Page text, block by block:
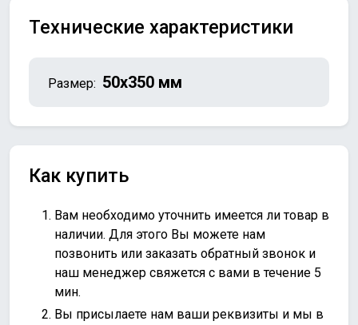
Технические характеристики
Размер: 50х350 мм
Как купить
Вам необходимо уточнить имеется ли товар в
наличии. Для этого Вы можете нам
позвонить или заказать обратный звонок и
наш менеджер свяжется с вами в течение 5
мин.
Вы присылаете нам ваши реквизиты и мы в